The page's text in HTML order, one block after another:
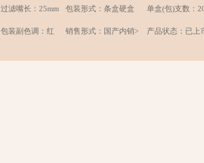
过滤嘴长：25mm 包装形式：条盒硬盒 单盒(包)支数：
包装副色调：红 销售形式：国产内销> 产品状态：已上